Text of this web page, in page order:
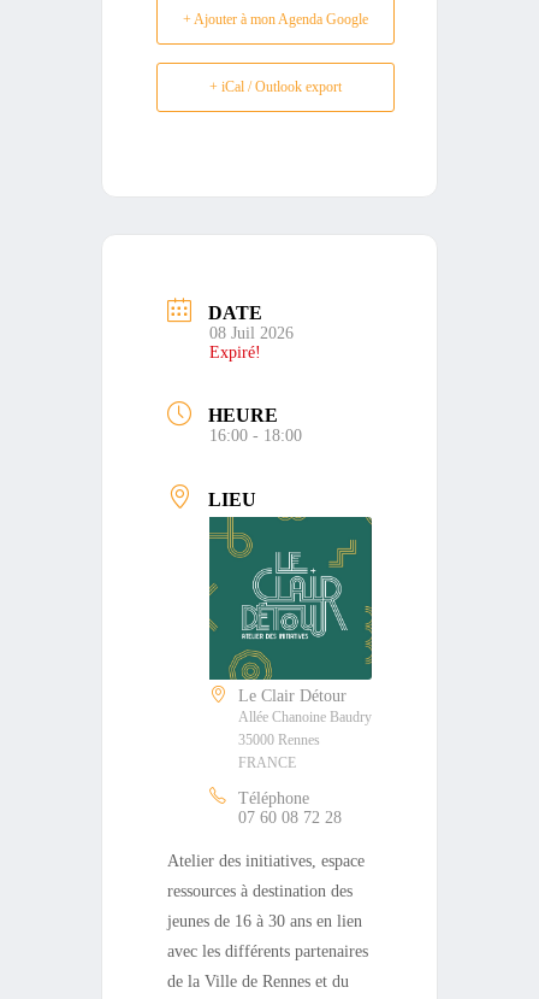
+ Ajouter à mon Agenda Google
+ iCal / Outlook export
DATE
08 Juil 2026
Expiré!
HEURE
16:00 - 18:00
LIEU
Le Clair Détour
Allée Chanoine Baudry
35000 Rennes
FRANCE
Téléphone
07 60 08 72 28
Atelier des initiatives, espace
ressources à destination des
jeunes de 16 à 30 ans en lien
avec les différents partenaires
de la Ville de Rennes et du